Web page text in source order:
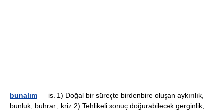
bunalım — is. 1) Doğal bir süreçte birdenbire oluşan aykırılık,
bunluk, buhran, kriz 2) Tehlikeli sonuç doğurabilecek gerginlik,